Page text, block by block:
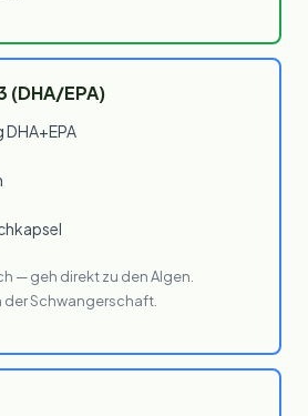
EPA)
— geh direkt zu den Algen.
Schwangerschaft.